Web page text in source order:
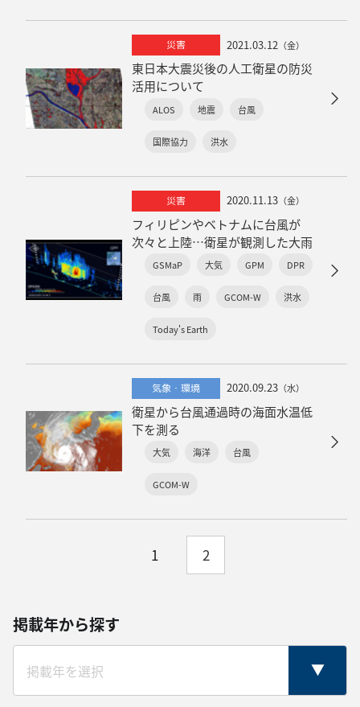
災害 2021.03.12 （金）
東日本大震災後の人工衛星の防災
活用について
ALOS 地震 台風
国際協力 洪水
災害 2020.11.13 （金）
フィリピンやベトナムに台風が
次々と上陸…衛星が観測した大雨
GSMaP 大気 GPM DPR
台風 雨 GCOM-W 洪水
Today's Earth
気象・環境 2020.09.23 （水）
衛星から台風通過時の海面水温低
下を測る
大気 海洋 台風
GCOM-W
1 2
掲載年から探す